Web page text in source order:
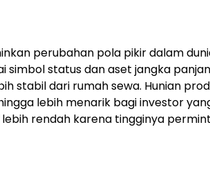
perubahan pola pikir dalam
status dan aset jangka
stabil dari rumah sewa. Hunian
lebih menarik bagi investor
rendah karena tingginya